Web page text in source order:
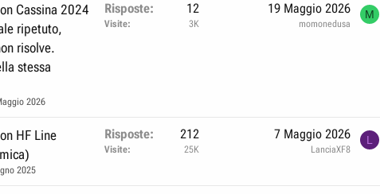
Cassina 2024
ripetuto,
risolve.
stessa
2026
Risposte 12
Visite 3K
19 Maggio 2026
momonedusa
M
HF Line
2025
Risposte 212
Visite 25K
7 Maggio 2026
LanciaXF8
L